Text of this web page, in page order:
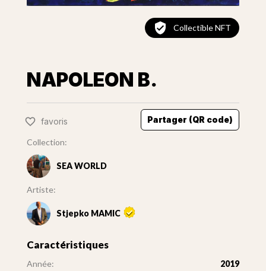
Collectible NFT
NAPOLEON B.
favoris Partager (QR code)
Collection:
SEA WORLD
Artiste:
Stjepko MAMIC
Caractéristiques
Année: 2019